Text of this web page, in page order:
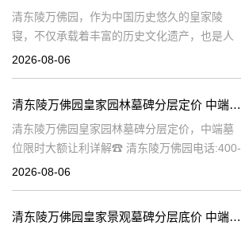
清东陵万佛园，作为中国历史悠久的皇家陵
寝，不仅承载着丰富的历史文化遗产，也是人
们缅怀先人、寄托哀思的重要场所。近年来，
清
2026-08-06
清东陵万佛园皇家园林墓碑分层定价 中端墓位限时大额让利详解
清东陵万佛园皇家园林墓碑分层定价，中端墓
位限时大额让利详解☎ 清东陵万佛园电话:400-
838-5063清东陵万佛园，作为中国历史上著名
2026-08-06
清东陵万佛园皇家景观墓碑分层底价 中端墓位限时直降上万